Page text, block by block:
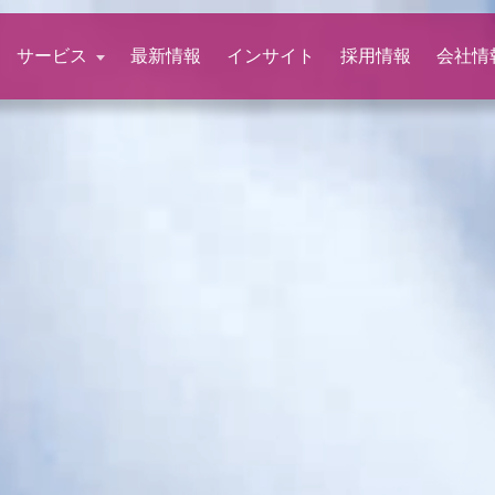
サービス 最新情報 インサイト 採用情報 会社情